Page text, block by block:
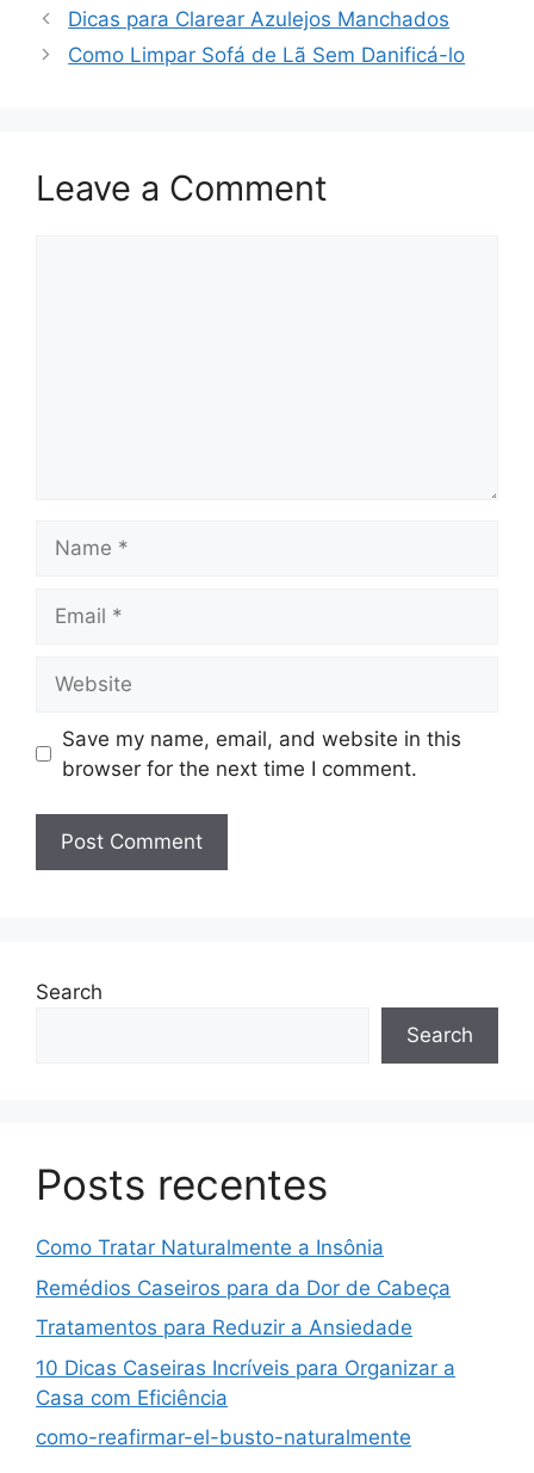
Dicas para Clarear Azulejos Manchados
Como Limpar Sofá de Lã Sem Danificá-lo
Leave a Comment
Save my name, email, and website in this
browser for the next time I comment.
Search
Search
Posts recentes
Como Tratar Naturalmente a Insônia
Remédios Caseiros para da Dor de Cabeça
Tratamentos para Reduzir a Ansiedade
10 Dicas Caseiras Incríveis para Organizar a
Casa com Eficiência
como-reafirmar-el-busto-naturalmente